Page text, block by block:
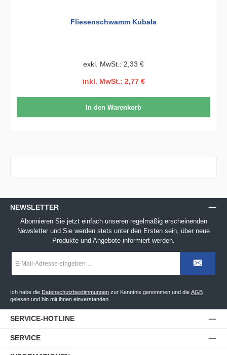
Fliesenschwamm Kubala
exkl. MwSt.: 2,33 €
inkl. MwSt.: 2,77 €
In den Warenkorb
NEWSLETTER
Abonnieren Sie jetzt einfach unseren regelmäßig erscheinenden
Newsletter und Sie werden stets unter den Ersten sein, über neue
Produkte und Angebote informiert werden.
Mail-
*
Ich habe die Datenschutzbestimmungen zur Kenntnis genommen und die AGB
gelesen und bin mit ihnen einverstanden.
SERVICE-HOTLINE
SERVICE